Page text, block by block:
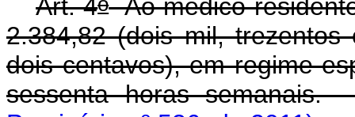
Art. 4 Ao médico-
2.384,82 (dois mil,
dois centavos), em regime
sessenta horas